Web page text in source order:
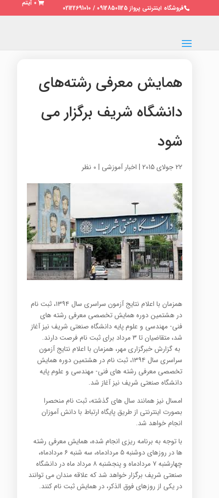
فروشگاه اینترنتی پرواز 09128501125 / 02122691010
0 آیتم
همایش معرفی رشته‌های
دانشگاه شریف برگزار می
شود
22 جولای 2015 | اخبار آموزشی | 0 نظر
همزمان با اعلام نتایج آزمون سراسری سال ۱۳۹۴، ثبت نام
در هشتمین دوره همایش تخصصی معرفی رشته های
فنی- مهندسی و علوم پایه دانشگاه صنعتی شریف نیز آغاز
شد، متقاضیان تا ۳ مرداد برای ثبت نام فرصت دارند.
به گزارش خبرگزاری مهر، همزمان با اعلام نتایج آزمون
سراسری سال ۱۳۹۴، ثبت نام در هشتمین دوره همایش
تخصصی معرفی رشته های فنی- مهندسی و علوم پایه
دانشگاه صنعتی شریف نیز آغاز شد.
امسال نیز همانند سال های گذشته، ثبت نام منحصرا
بصورت اینترنتی از طریق پایگاه ارتباط با دانش آموزان
انجام خواهد شد.
با توجه به برنامه ریزی انجام شده، همایش معرفی رشته
ها در روزهای دوشنبه ۵ مردادماه، سه شنبه ۶ مردادماه،
چهارشنبه ۷ مردادماه و پنجشنبه ۸ مرداد ماه در دانشگاه
صنعتی شریف برگزار خواهد شد که علاقه مندان می توانند
در یکی از روزهای فوق الذکر، در همایش ثبت نام کنند.